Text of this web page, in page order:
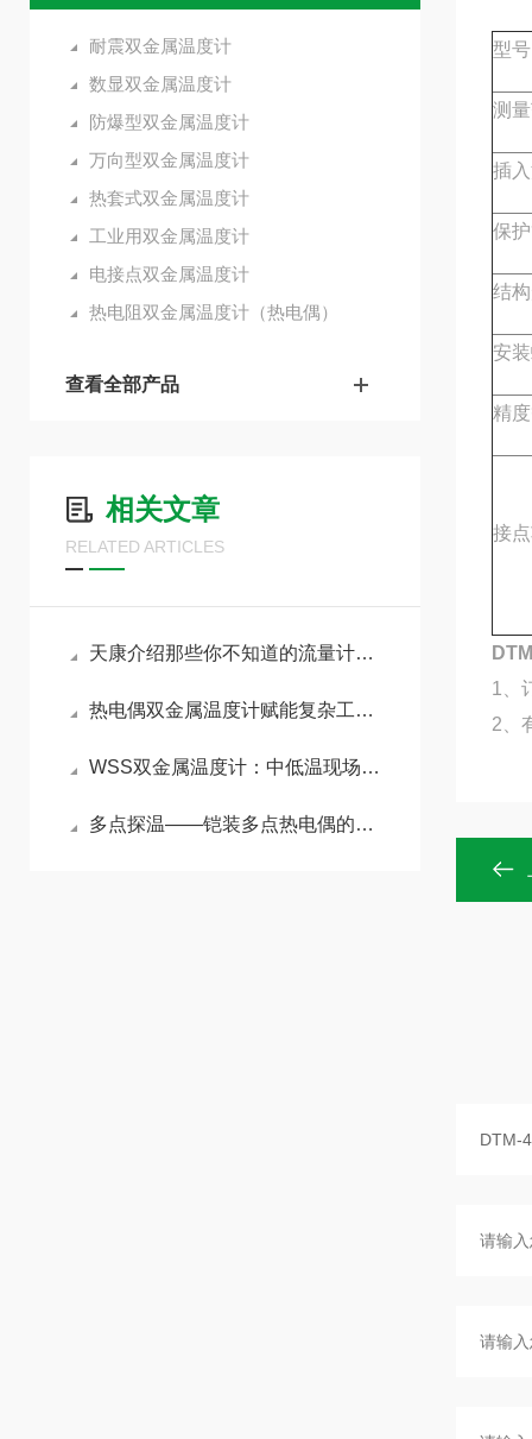
耐震双金属温度计
数显双金属温度计
防爆型双金属温度计
万向型双金属温度计
热套式双金属温度计
工业用双金属温度计
电接点双金属温度计
热电阻双金属温度计（热电偶）
查看全部产品
相关文章
RELATED ARTICLES
天康介绍那些你不知道的流量计小知识
热电偶双金属温度计赋能复杂工况精准管控
WSS双金属温度计：中低温现场直读的通用工控仪表
多点探温——铠装多点热电偶的原理与选型指南
型号
测
插
保
结
安
精
接
1、
2、